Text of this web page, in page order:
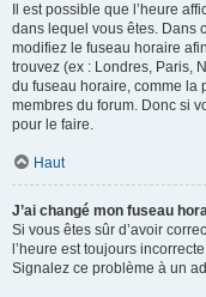
Il est possible que l’heure
dans lequel vous êtes. Dans
modifiez le fuseau horaire
trouvez (ex : Londres, Paris,
du fuseau horaire, comme la
membres du forum. Donc si
pour le faire.
Haut
J’ai changé mon fuseau
Si vous êtes sûr d’avoir
l’heure est toujours
Signalez ce problème à un